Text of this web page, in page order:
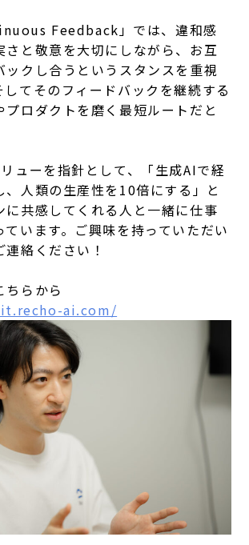
Feedback」では、違和感
さと敬意を大切にしながら、お互
ックし合うというスタンスを重視
してそのフィードバックを継続する
プロダクトを磨く最短ルートだと
ューを指針として、「生成AIで経
、人類の生産性を10倍にする」と
に共感してくれる人と一緒に仕事
います。ご興味を持っていただい
絡ください！
らから
ai.com/